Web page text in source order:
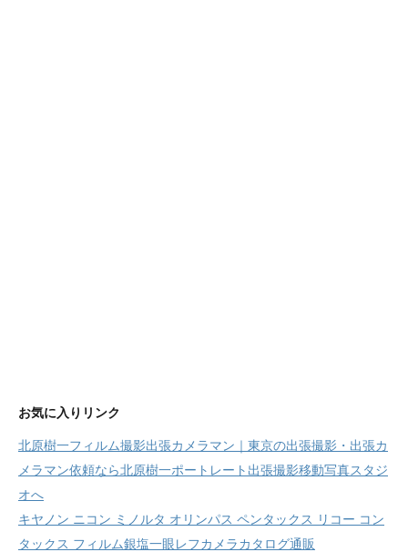
お気に入りリンク
北原樹一フィルム撮影出張カメラマン｜東京の出張撮影・出張カ
メラマン依頼なら北原樹一ポートレート出張撮影移動写真スタジ
オへ
キヤノン ニコン ミノルタ オリンパス ペンタックス リコー コン
タックス フィルム銀塩一眼レフカメラカタログ通販